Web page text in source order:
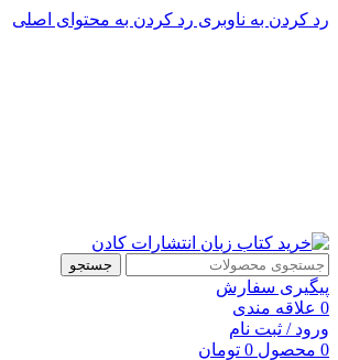
رد کردن به ناوبری رد کردن به محتوای اصلی
جستجو
پیگیری سفارش
0 علاقه مندی
ورود / ثبت نام
0 محصول 0 تومان